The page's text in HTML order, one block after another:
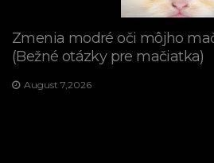
Zmenia modré oči môjho
(Bežné otázky pre mačiatka)
August 7,2026